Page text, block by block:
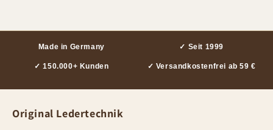
Made in Germany ✓ Seit 1999
✓ 150.000+ Kunden ✓ Versandkostenfrei ab 59 €
Original Ledertechnik